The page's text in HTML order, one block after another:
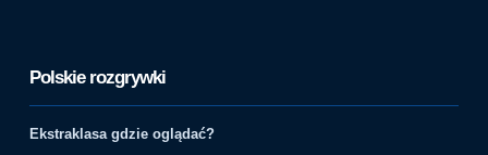
Polskie rozgrywki
Ekstraklasa gdzie oglądać?